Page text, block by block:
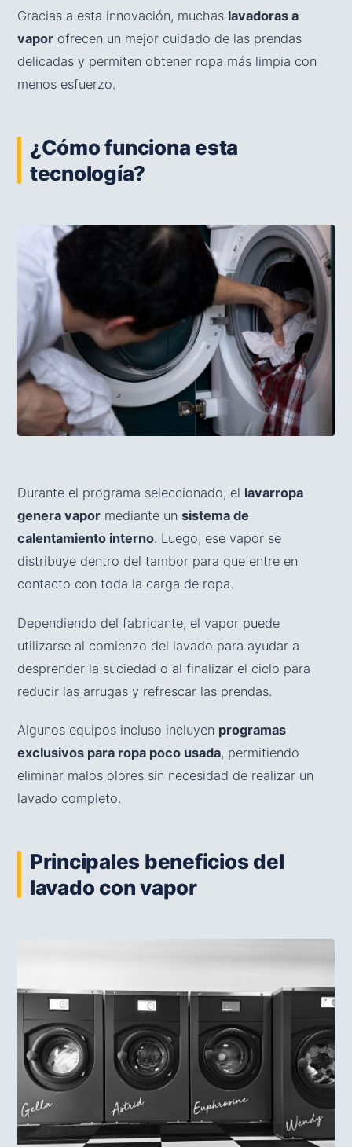
Gracias a esta innovación, muchas lavadoras a
vapor ofrecen un mejor cuidado de las prendas
delicadas y permiten obtener ropa más limpia con
menos esfuerzo.
¿Cómo funciona esta
tecnología?
Durante el programa seleccionado, el lavarropa
genera vapor mediante un sistema de
calentamiento interno. Luego, ese vapor se
distribuye dentro del tambor para que entre en
contacto con toda la carga de ropa.
Dependiendo del fabricante, el vapor puede
utilizarse al comienzo del lavado para ayudar a
desprender la suciedad o al finalizar el ciclo para
reducir las arrugas y refrescar las prendas.
Algunos equipos incluso incluyen programas
exclusivos para ropa poco usada, permitiendo
eliminar malos olores sin necesidad de realizar un
lavado completo.
Principales beneficios del
lavado con vapor